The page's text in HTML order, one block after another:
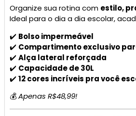
Organize sua rotina com estilo,
Ideal para o dia a dia escolar,
✔️ Bolso impermeável
✔️ Compartimento exclusivo
✔️Alça lateral reforçada
✔️ Capacidade de 30L
✔️12 cores incríveis pra você
💰Apenas R$48,99!